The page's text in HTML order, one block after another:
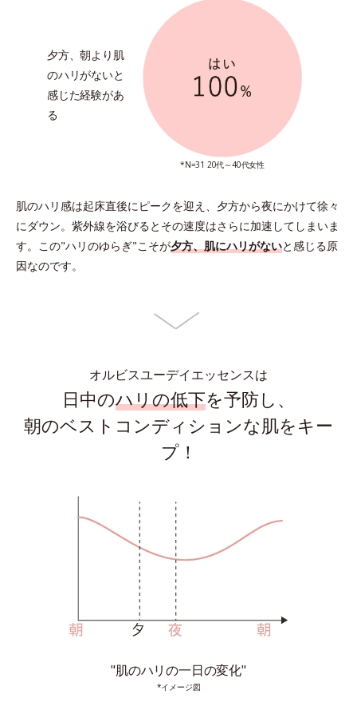
夕方、朝より 肌
のハリがないと
感じた経験があ
る
*N=31 20代～40代女性
肌のハリ感は起床直後にピークを迎え、 夕方から夜にかけて徐々
にダウン。 紫外線を浴びるとその速度はさらに加速してしまいま
す。 この"ハリのゆらぎ"こそが夕方、肌にハリがないと感じる原
因なのです。
オルビスユーデイエッセンスは
日中のハリの低下を予防し、
朝のベストコンディションな肌をキー
プ！
"肌のハリの一日の変化"
*イメージ図